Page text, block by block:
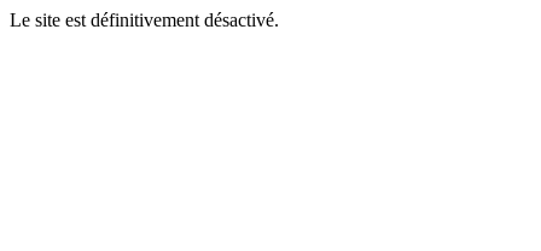
Le site est définitivement désactivé.